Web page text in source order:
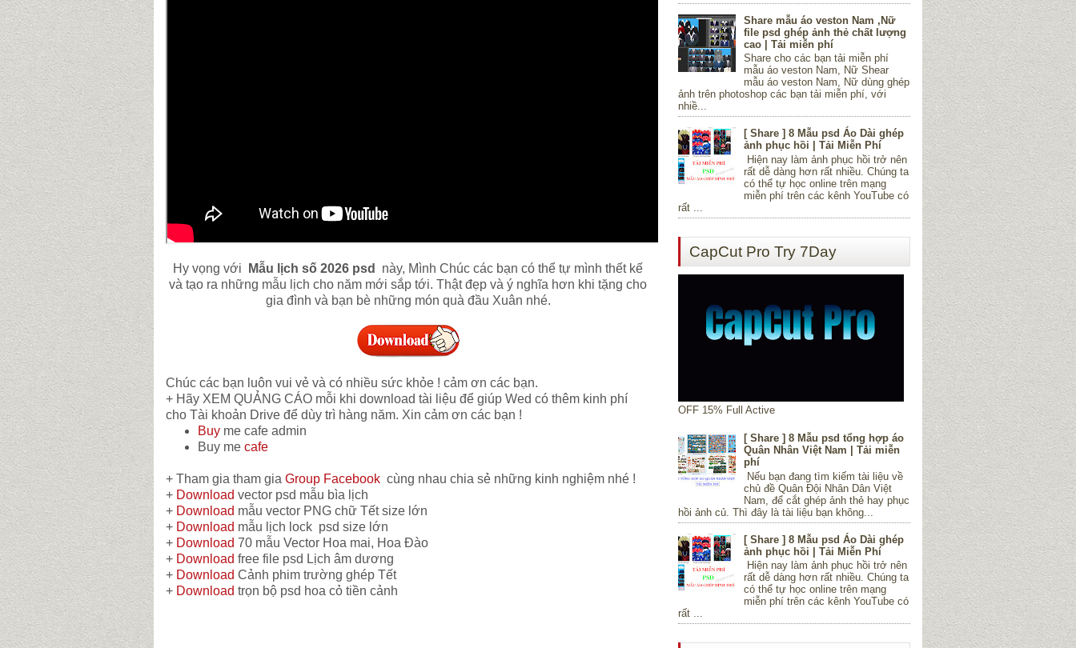
Hy vọng với Mẫu lịch số 2026 psd
này, Mình Chúc các bạn có thể tự mình thết kế
và tạo ra những mẫu lịch cho năm mới sắp tới. Thật đẹp và ý nghĩa hơn khi tặng cho
gia đình và bạn bè những món quà đầu Xuân nhé.
Chúc các bạn luôn vui vẻ và có nhiều sức khỏe ! cảm ơn các bạn.
+ Hãy XEM QUẢNG CÁO mỗi khi download tài liệu để giúp Wed có thêm kinh phí
cho Tài khoản Drive để dùy trì hàng năm. Xin cảm ơn các bạn !
Buy me cafe admin
Buy me cafe
+ Tham gia tham gia Group Facebook cùng nhau chia sẻ những kinh nghiệm nhé !
+ Download vector psd mẫu bìa lịch
+ Download mẫu vector PNG chữ Tết size lớn
+ Download mẫu lịch lock psd size lớn
+ Download 70 mẫu Vector Hoa mai, Hoa Đào
+ Download free file psd Lịch âm dương
+ Download Cảnh phim trường ghép Tết
+ Download trọn bộ psd hoa cỏ tiền cảnh
Share mẫu áo veston Nam ,Nữ
file psd ghép ảnh thẻ chất lượng
cao | Tải miễn phí
Share cho các bạn tải miễn phí
mẫu áo veston Nam, Nữ Shear
mẫu áo veston Nam, Nữ dùng ghép
ảnh trên photoshop các bạn tải miễn phí, với
nhiề...
[ Share ] 8 Mẫu psd Áo Dài ghép
ảnh phục hồi | Tải Miễn Phí
Hiện nay làm ảnh phục hồi trở nên
rất dễ dàng hơn rất nhiều. Chúng ta
có thể tự học online trên mạng
miễn phí trên các kênh YouTube có
rất ...
CapCut Pro Try 7Day
OFF 15% Full Active
[ Share ] 8 Mẫu psd tổng hợp áo
Quân Nhân Việt Nam | Tải miễn
phí
Nếu bạn đang tìm kiếm tài liệu về
chủ đề Quân Đội Nhân Dân Việt
Nam, để cắt ghép ảnh thẻ hay phục
hồi ảnh củ. Thì đây là tài liệu bạn không...
[ Share ] 8 Mẫu psd Áo Dài ghép
ảnh phục hồi | Tải Miễn Phí
Hiện nay làm ảnh phục hồi trở nên
rất dễ dàng hơn rất nhiều. Chúng ta
có thể tự học online trên mạng
miễn phí trên các kênh YouTube có
rất ...